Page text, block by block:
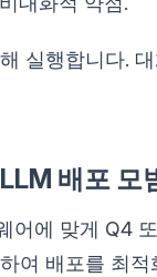
실행합니다.
배포 모
어에 맞게 Q4
여 배포를 최적